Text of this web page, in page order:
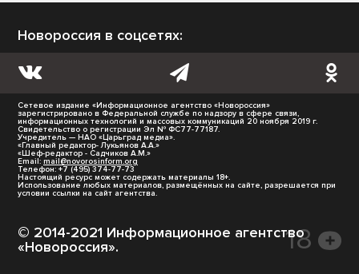
Новороссия в соцсетях:
Сетевое издание «Информационное агентство «Новороссия»
зарегистрировано в Федеральной службе по надзору в сфере связи,
информационных технологий и массовых коммуникаций 20 ноября 2019 г.
Свидетельство о регистрации Эл № ФС77-77187.
Учредитель — НАО «Царьград медиа».
«Главный редактор- Лукьянов А.А.»
«Шеф-редактор - Садчиков А.М.»
Email: mail@novorosinform.org
Телефон: +7 (495) 374-77-73
Настоящий ресурс может содержать материалы 18+.
Использование любых материалов, размещённых на сайте, разрешается при
условии ссылки на сайт агентства.
© 2014-2021 Информационное агентство
«Новороссия».